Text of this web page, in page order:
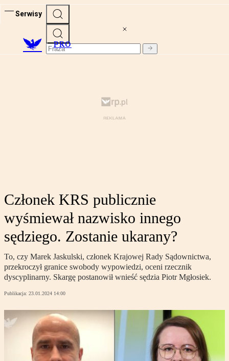
Serwisy
PRO
Członek KRS publicznie
wyśmiewał nazwisko innego
sędziego. Zostanie ukarany?
To, czy Marek Jaskulski, członek Krajowej Rady Sądownictwa,
przekroczył granice swobody wypowiedzi, oceni rzecznik
dyscyplinarny. Skargę postanowił wnieść sędzia Piotr Mgłosiek.
Publikacja: 23.01.2024 14:00